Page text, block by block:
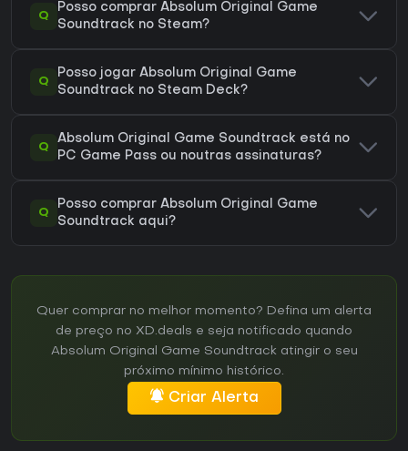
Q
Posso comprar Absolum Original Game
Soundtrack no Steam?
Q
Posso jogar Absolum Original Game
Soundtrack no Steam Deck?
Q
Absolum Original Game Soundtrack está no
PC Game Pass ou noutras assinaturas?
Q
Posso comprar Absolum Original Game
Soundtrack aqui?
Quer comprar no melhor momento? Defina um alerta
de preço no XD.deals e seja notificado quando
Absolum Original Game Soundtrack atingir o seu
próximo mínimo histórico.
Criar Alerta